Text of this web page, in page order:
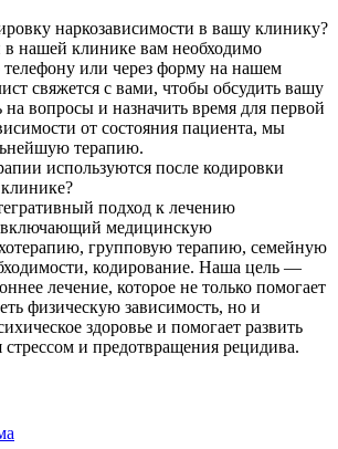
наркозависимости в вашу клинику?
в нашей клинике вам необходимо
телефону или через форму на нашем
свяжется с вами, чтобы обсудить вашу
вопросы и назначить время для первой
от состояния пациента, мы
терапию.
используются после кодировки
подход к лечению
включающий медицинскую
групповую терапию, семейную
кодирование. Наша цель —
лечение, которое не только помогает
физическую зависимость, но и
здоровье и помогает развить
и предотвращения рецидива.